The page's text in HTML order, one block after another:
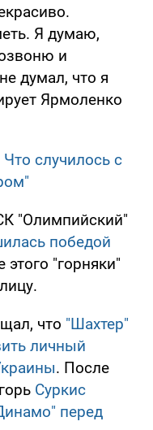
Я думаю,
и
думал, что я
Ярмоленко
случилось с
"Олимпийский"
победой
"горняки"
что "Шахтер"
личный
. После
Суркис
перед